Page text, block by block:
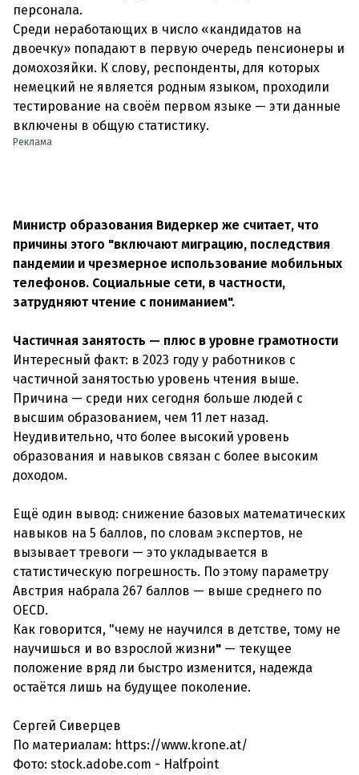
персонала.
Среди неработающих в число «кандидатов на
двоечку» попадают в первую очередь пенсионеры и
домохозяйки. К слову, респонденты, для которых
немецкий не является родным языком, проходили
тестирование на своём первом языке — эти данные
включены в общую статистику.
Реклама
Министр образования Видеркер же считает, что
причины этого "включают миграцию, последствия
пандемии и чрезмерное использование мобильных
телефонов. Социальные сети, в частности,
затрудняют чтение с пониманием".
Частичная занятость — плюс в уровне грамотности
Интересный факт: в 2023 году у работников с
частичной занятостью уровень чтения выше.
Причина — среди них сегодня больше людей с
высшим образованием, чем 11 лет назад.
Неудивительно, что более высокий уровень
образования и навыков связан с более высоким
доходом.
Ещё один вывод: снижение базовых математических
навыков на 5 баллов, по словам экспертов, не
вызывает тревоги — это укладывается в
статистическую погрешность. По этому параметру
Австрия набрала 267 баллов — выше среднего по
OECD.
Как говорится, "чему не научился в детстве, тому не
научишься и во взрослой жизни" — текущее
положение вряд ли быстро изменится, надежда
остаётся лишь на будущее поколение.
Сергей Сиверцев
По материалам: https://www.krone.at/
Фото: stock.adobe.com - Halfpoint